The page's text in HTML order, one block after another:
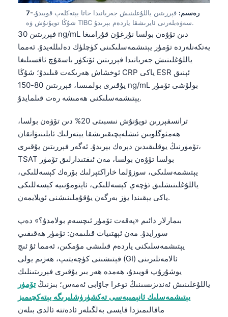
7-رەسىم: فېررىتىن ياللۇغلىنىش جەريانىدا خاتا يېتەكلەپ قويىدۇ،
شۇڭا تويۇنۇش ۋە TIBC سەۋەبلەرنى ئايرىشقا ياردەم بېرىدۇ.
فېررىتىن 30 ng/mL دىن تۆۋەن بولسا نۇرغۇن قۇرامىغا
يەتكەنلەردە تۆمۈر يېتىشمەسلىكىنى كۈچلۈك دەلىللەيدۇ. ئەمما
ياللۇغلىنىش جەريانىدا فېررىتىن ئۆتكۈر باسقۇچ ئاقسىلىغا
ئوخشاش ھەرىكەت قىلىدۇ؛ شۇڭا CRP ياكى ESR ئېنىق
يۇقىرى بولمىسا، فېررىتىن 80-150 ng/mL بولۇشى تۆمۈر
يېتىشمەسلىكنى ھەمىشە رەت قىلمايدۇ.
ترانسفېررىن تويۇنۇش نىسبىتى 20% دىن تۆۋەن بولسا،
ھەمئوگلوبىن ئىشلەپچىقىرىشقا يېتەرلىك ئايلىنىۋاتقان
تۆمۈرنىڭ يوقلىقىدىن دېرەك بېرىدۇ. ئەگەر فېررىتىن يۇقىرى،
TSAT بولسا تۆۋەن بولسا، مەن ئىقتىدارلىق تۆمۈر
يېتىشمەسلىكى، سوزۇلما خاراكتېرلىك بۆرەك كېسەللىكى،
ياللۇغلىنىشلىق ئۈچەي كېسەللىكى، ئاپتومۇنىيە كېسەللىكى
ياكى يېقىندا يۈز بەرگەن يۇقۇملىنىشنى ئويلايمەن.
بىمارلار دائىم «پەقەت تۆمۈر ئىچسەم بولامدۇ؟» دەپ
سورايدۇ. مەن ئېھتىيات قىلىمەن: تۆمۈر ھەقىقىي
يېتىشمەسلىكنى ياردەم قىلىشى مۇمكىن، ئەمما ئۇ ئىچ
قېتىشىنى كۈچەيتىپ، ھەزىم يولى (GI) ئالامەتلىرىنى
يوشۇرۇپ قويىدۇ، ھەمدە ھەر بىر يۇقىرى فېررىتىنلىك
ياللۇغلىنىش ئەندىزىسىنىڭ توغرا جاۋابى ئەمەس؛ بىزنىڭتۆمۈر
يېتىشمەسلىك ئانېمىيەسى تەكشۈرۈشلىرىگە يېتەكچىمىز
ماقالىمىزدا قايسى بەلگىلەر ئادەتتە ئالدى بىلەن
Svenska
Bosanski
Azərbaycan dili
Eesti
日本語
Čeština
Русский
Lietuvių kalba
Polski
Slovenščina
Shqip
বাংলা
اردو
मराठी
తెలుగు